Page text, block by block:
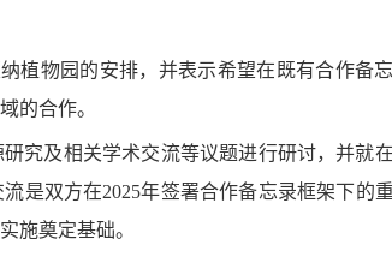
植物园的安排，并表示希望在既有合作备
的合作。
究及相关学术交流等议题进行研讨，并就
是双方在2025年签署合作备忘录框架下的
施奠定基础。